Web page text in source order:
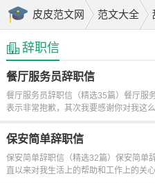
皮皮范文网 范文大全
辞职信
餐厅服务员辞职信
餐厅服务员辞职信（精选35篇）餐厅服
表示非常抱歉，其次我要感谢你对我这
保安简单辞职信
保安简单辞职信（精选32篇）保安简单
直以来对我生活上的帮助和工作上的关